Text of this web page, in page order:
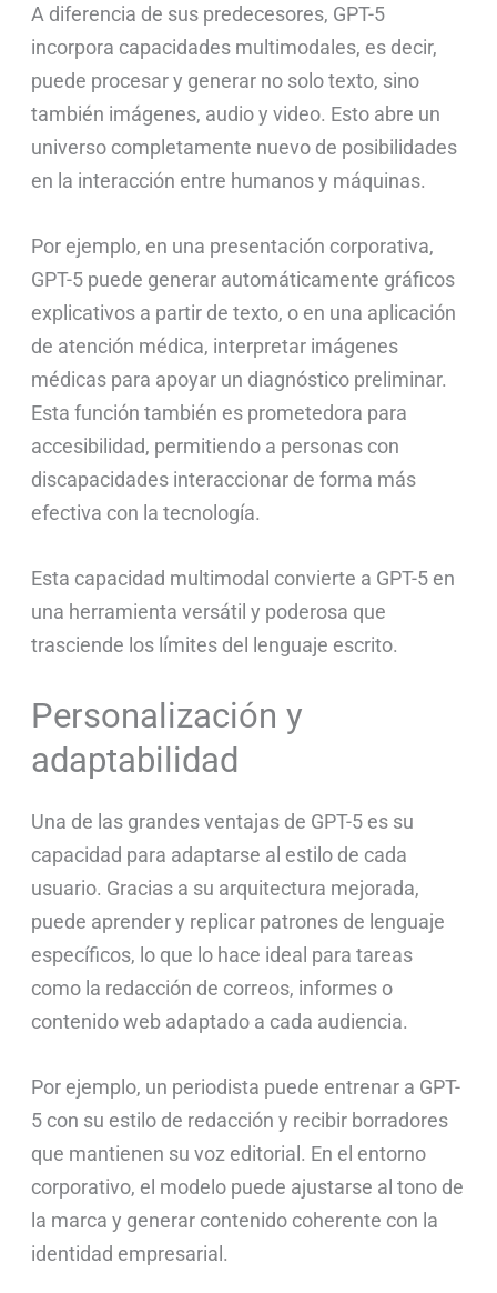
A diferencia de sus predecesores, GPT-5
incorpora capacidades multimodales, es decir,
puede procesar y generar no solo texto, sino
también imágenes, audio y video. Esto abre un
universo completamente nuevo de posibilidades
en la interacción entre humanos y máquinas.
Por ejemplo, en una presentación corporativa,
GPT-5 puede generar automáticamente gráficos
explicativos a partir de texto, o en una aplicación
de atención médica, interpretar imágenes
médicas para apoyar un diagnóstico preliminar.
Esta función también es prometedora para
accesibilidad, permitiendo a personas con
discapacidades interaccionar de forma más
efectiva con la tecnología.
Esta capacidad multimodal convierte a GPT-5 en
una herramienta versátil y poderosa que
trasciende los límites del lenguaje escrito.
Personalización y
adaptabilidad
Una de las grandes ventajas de GPT-5 es su
capacidad para adaptarse al estilo de cada
usuario. Gracias a su arquitectura mejorada,
puede aprender y replicar patrones de lenguaje
específicos, lo que lo hace ideal para tareas
como la redacción de correos, informes o
contenido web adaptado a cada audiencia.
Por ejemplo, un periodista puede entrenar a GPT-
5 con su estilo de redacción y recibir borradores
que mantienen su voz editorial. En el entorno
corporativo, el modelo puede ajustarse al tono de
la marca y generar contenido coherente con la
identidad empresarial.